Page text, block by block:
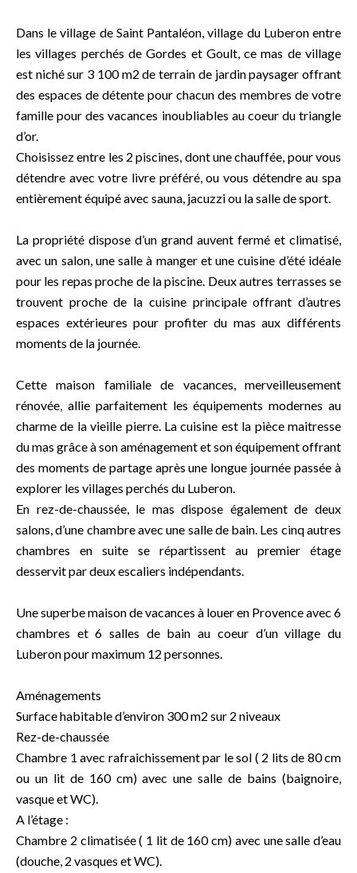
Dans le village de Saint Pantaléon, village du Luberon entre
les villages perchés de Gordes et Goult, ce mas de village
est niché sur 3 100 m2 de terrain de jardin paysager offrant
des espaces de détente pour chacun des membres de votre
famille pour des vacances inoubliables au coeur du triangle
d’or.
Choisissez entre les 2 piscines, dont une chauffée, pour vous
détendre avec votre livre préféré, ou vous détendre au spa
entièrement équipé avec sauna, jacuzzi ou la salle de sport.
La propriété dispose d’un grand auvent fermé et climatisé,
avec un salon, une salle à manger et une cuisine d’été idéale
pour les repas proche de la piscine. Deux autres terrasses se
trouvent proche de la cuisine principale offrant d’autres
espaces extérieures pour profiter du mas aux différents
moments de la journée.
Cette maison familiale de vacances, merveilleusement
rénovée, allie parfaitement les équipements modernes au
charme de la vieille pierre. La cuisine est la pièce maitresse
du mas grâce à son aménagement et son équipement offrant
des moments de partage après une longue journée passée à
explorer les villages perchés du Luberon.
En rez-de-chaussée, le mas dispose également de deux
salons, d’une chambre avec une salle de bain. Les cinq autres
chambres en suite se répartissent au premier étage
desservit par deux escaliers indépendants.
Une superbe maison de vacances à louer en Provence avec 6
chambres et 6 salles de bain au coeur d’un village du
Luberon pour maximum 12 personnes.
Aménagements
Surface habitable d’environ 300 m2 sur 2 niveaux
Rez-de-chaussée
Chambre 1 avec rafraichissement par le sol ( 2 lits de 80 cm
ou un lit de 160 cm) avec une salle de bains (baignoire,
vasque et WC).
A l’étage :
Chambre 2 climatisée ( 1 lit de 160 cm) avec une salle d’eau
(douche, 2 vasques et WC).